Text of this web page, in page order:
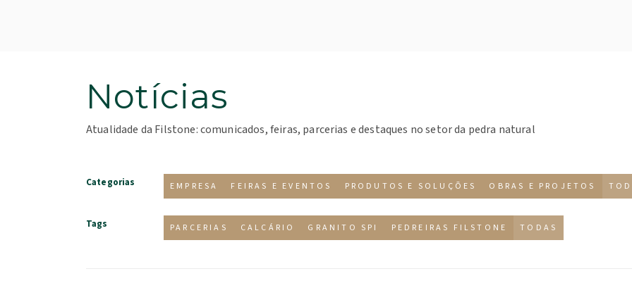
Notícias
Atualidade da Filstone: comunicados, feiras, parcerias e destaques no setor da pedra natural
Categorias EMPRESA FEIRAS E EVENTOS PRODUTOS E SOLUÇÕES OBRAS E PROJETOS
Tags PARCERIAS CALCÁRIO GRANITO SPI PEDREIRAS FILSTONE TODAS